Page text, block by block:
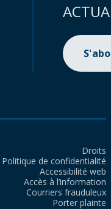
Droits
Politique de confidentialité
Accessibilité web
Accès à l’information
Courriers frauduleux
Porter plainte